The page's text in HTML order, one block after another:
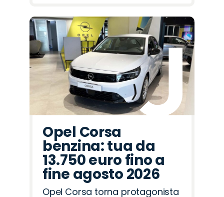
Opel Corsa
benzina: tua da
13.750 euro fino a
fine agosto 2026
Opel Corsa torna protagonista